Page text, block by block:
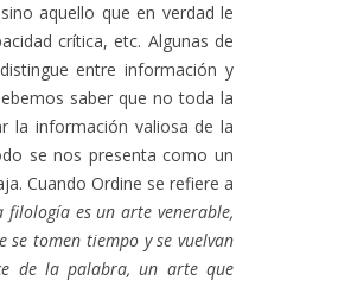
aquello que en verdad le
crítica, etc. Algunas de
entre información y
saber que no toda la
la información valiosa de la
se nos presenta como un
Cuando Ordine se refiere a
filología es un arte venerable,
se tomen tiempo y se vuelvan
de la palabra, un arte que